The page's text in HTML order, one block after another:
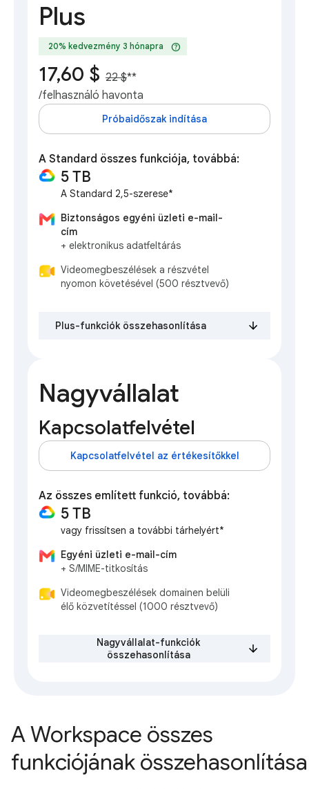
Plus
20% kedvezmény 3 hónapra help
17,60 $ 22 $**
/felhasználó havonta
Próbaidőszak indítása
A Standard összes funkciója, továbbá:
5 TB
A Standard 2,5-szerese*
Biztonságos egyéni üzleti e-mail-
cím
+ elektronikus adatfeltárás
Videomegbeszélések a részvétel
nyomon követésével (500 résztvevő)
Plus-funkciók összehasonlítása
Nagyvállalat
Kapcsolatfelvétel
Kapcsolatfelvétel az értékesítőkkel
Az összes említett funkció, továbbá:
5 TB
vagy frissítsen a további tárhelyért*
Egyéni üzleti e-mail-cím
+ S/MIME-titkosítás
Videomegbeszélések domainen belüli
élő közvetítéssel (1000 résztvevő)
Nagyvállalat-funkciók
összehasonlítása
A Workspace összes
funkciójának összehasonlítása